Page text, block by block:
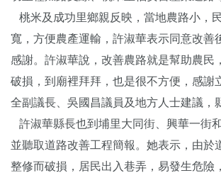
桃米及成功里鄉親反映，當地農路小，
寬，方便農產運輸，許淑華表示同意改善
感謝。許淑華說，改善農路就是幫助農民
破損，到廟裡拜拜，也是很不方便，感謝
全副議長、吳國昌議員及地方人士建議，
許淑華縣長也到埔里大同街、興華一街
並聽取道路改善工程簡報。她表示，由於
整修而破損，居民出入巷弄，易發生危險